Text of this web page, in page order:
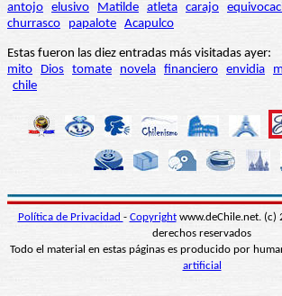
antojo elusivo Matilde atleta carajo
churrasco
papalote Acapulco
Estas fueron las diez entradas más visitadas ayer:
mito
Dios tomate novela financiero envidia
chile
Política de Privacidad - Copyrightwww.deChile.net. (c)
derechos reservados
Todo el material en estas páginas es producido por
artificial